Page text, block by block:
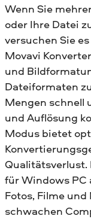
Wenn Sie
oder Ihre Datei
versuchen Sie
Movavi
und
Dateiformaten
Mengen schnell
und Auflösung
Modus bietet
Qualitätsverlust.
für Windows PC
Fotos, Filme
schwachen